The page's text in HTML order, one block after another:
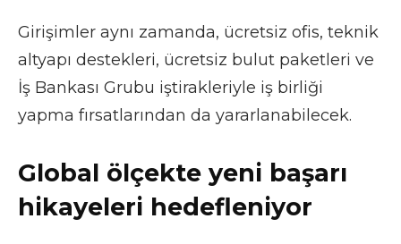
Girişimler aynı zamanda, ücretsiz ofis, teknik
altyapı destekleri, ücretsiz bulut paketleri ve
İş Bankası Grubu iştirakleriyle iş birliği
yapma fırsatlarından da yararlanabilecek.
Global ölçekte yeni başarı
hikayeleri hedefleniyor